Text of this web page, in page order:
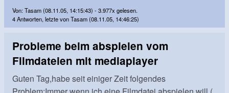
Von: Tasam (08.11.05, 14:15:43) - 3.977x gelesen.
4 Antworten, letzte von Tasam (08.11.05, 14:46:25)
Probleme beim abspielen vom
Filmdateien mit mediaplayer
Guten Tag,habe seit einiger Zeit folgendes